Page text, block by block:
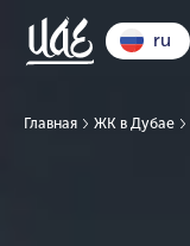
ru
Главная ЖК в Дубае